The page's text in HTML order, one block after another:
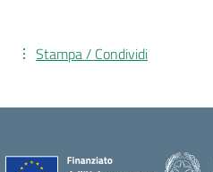
Stampa / Condividi